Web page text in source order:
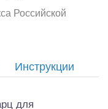
Российской
Инструкции
для